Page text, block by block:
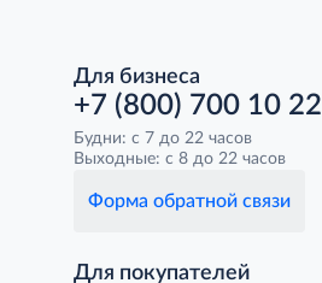
Для бизнеса
+7 (800) 700 10 22
Будни: с 7 до 22 часов
Выходные: с 8 до 22 часов
Форма обратной связи
Для покупателей